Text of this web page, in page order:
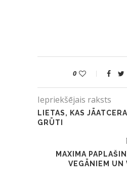
0
Iepriekšējais raksts
LIETAS, KAS
GRŪTI
MAXIMA
VEGĀNIEM UN